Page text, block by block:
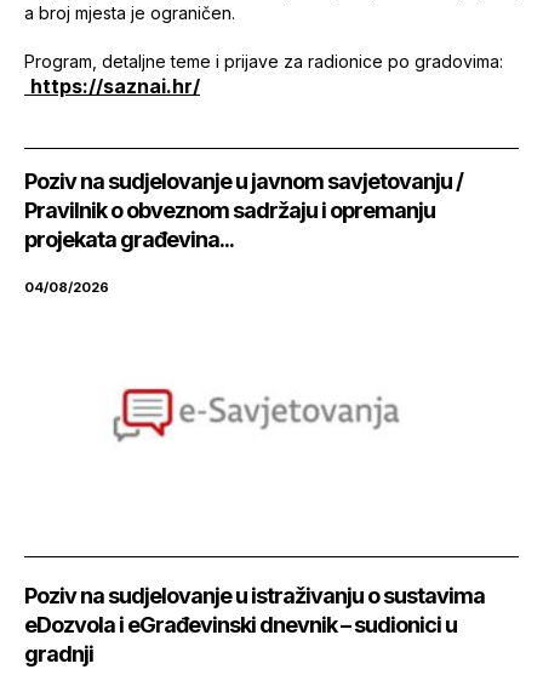
a broj mjesta je ograničen.
Program, detaljne teme i prijave za radionice po gradovima:
https://saznai.hr/
Poziv na sudjelovanje u javnom savjetovanju /
Pravilnik o obveznom sadržaju i opremanju
projekata građevina...
04/08/2026
Poziv na sudjelovanje u istraživanju o sustavima
eDozvola i eGrađevinski dnevnik – sudionici u
gradnji